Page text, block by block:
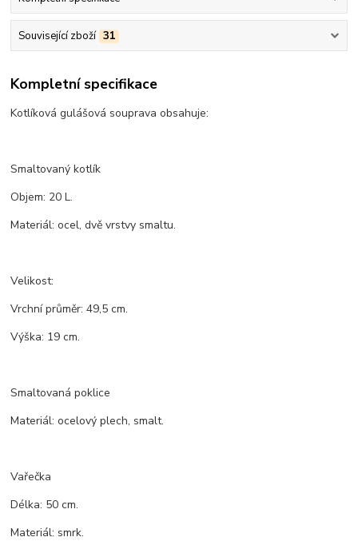
Související zboží 31
Kompletní specifikace
Kotlíková gulášová souprava obsahuje:
Smaltovaný kotlík
Objem: 20 L.
Materiál: ocel, dvě vrstvy smaltu.
Velikost:
Vrchní průměr: 49,5 cm.
Výška: 19 cm.
Smaltovaná poklice
Materiál: ocelový plech, smalt.
Vařečka
Délka: 50 cm.
Materiál: smrk.